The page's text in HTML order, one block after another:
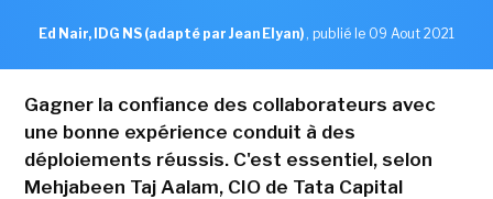
Ed Nair, IDG NS (adapté par Jean Elyan) , publié le 09 Aout 2021
Gagner la confiance des collaborateurs avec
une bonne expérience conduit à des
déploiements réussis. C'est essentiel, selon
Mehjabeen Taj Aalam, CIO de Tata Capital